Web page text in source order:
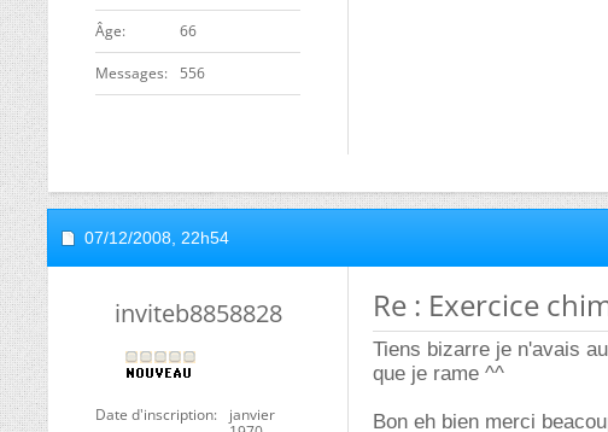
ge 66
Messages 556
07/12/2008, 22h54
inviteb8858828
Date d'inscription
janvier
Re : Exercice
Tiens bizarre je n'avais
que je rame ^^
Bon eh bien merci